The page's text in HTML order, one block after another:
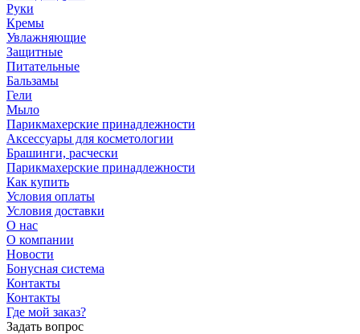
Руки
Кремы
Увлажняющие
Защитные
Питательные
Бальзамы
Гели
Мыло
Парикмахерские принадлежности
Аксессуары для косметологии
Брашинги, расчески
Парикмахерские принадлежности
Как купить
Условия оплаты
Условия доставки
О нас
О компании
Новости
Бонусная система
Контакты
Контакты
Где мой заказ?
Задать вопрос